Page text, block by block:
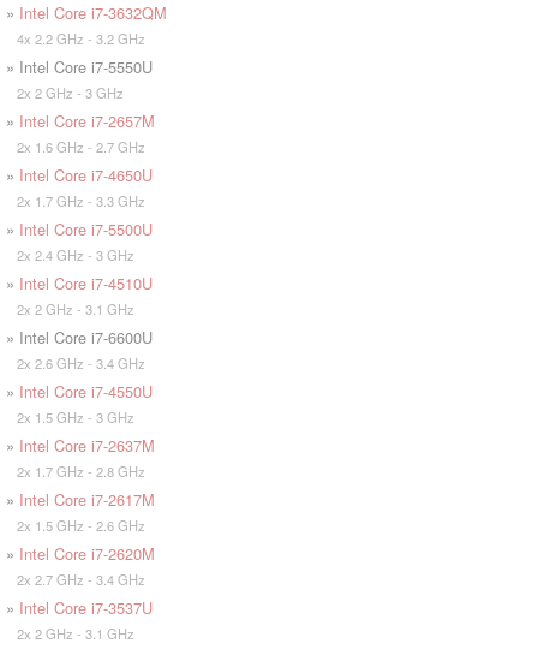
» Intel Core i7-3632QM
4x 2.2 GHz - 3.2 GHz
» Intel Core i7-5550U
2x 2 GHz - 3 GHz
» Intel Core i7-2657M
2x 1.6 GHz - 2.7 GHz
» Intel Core i7-4650U
2x 1.7 GHz - 3.3 GHz
» Intel Core i7-5500U
2x 2.4 GHz - 3 GHz
» Intel Core i7-4510U
2x 2 GHz - 3.1 GHz
» Intel Core i7-6600U
2x 2.6 GHz - 3.4 GHz
» Intel Core i7-4550U
2x 1.5 GHz - 3 GHz
» Intel Core i7-2637M
2x 1.7 GHz - 2.8 GHz
» Intel Core i7-2617M
2x 1.5 GHz - 2.6 GHz
» Intel Core i7-2620M
2x 2.7 GHz - 3.4 GHz
» Intel Core i7-3537U
2x 2 GHz - 3.1 GHz